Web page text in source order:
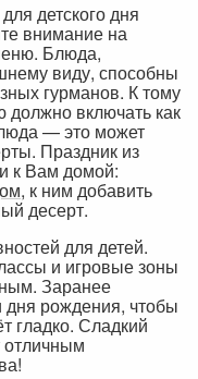
детского дня
внимание на
Блюда,
виду, способны
гурманов. К тому
должно включать как
— это может
Праздник из
к Вам домой:
, к ним добавить
десерт.
для детей.
и игровые зоны
Заранее
дня рождения, чтобы
гладко. Сладкий
отличным